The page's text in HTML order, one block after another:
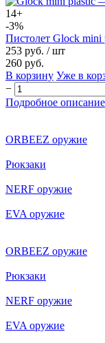
14+
-3%
Пистолет Glock mini
253 руб. / шт
260 руб.
В корзину Уже в
−
Подробное описание
ORBEEZ оружие
Рюкзаки
NERF оружие
EVA оружие
ORBEEZ оружие
Рюкзаки
NERF оружие
EVA оружие